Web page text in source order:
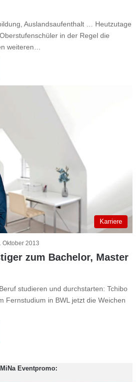
Auslandsaufenthalt … Heutzutage
in der Regel die
weiteren…
Karriere
Oktober 2013
zum Bachelor, Master
studieren und durchstarten: Tchibo
Fernstudium in BWL jetzt die Weichen
MiNa Eventpromo: